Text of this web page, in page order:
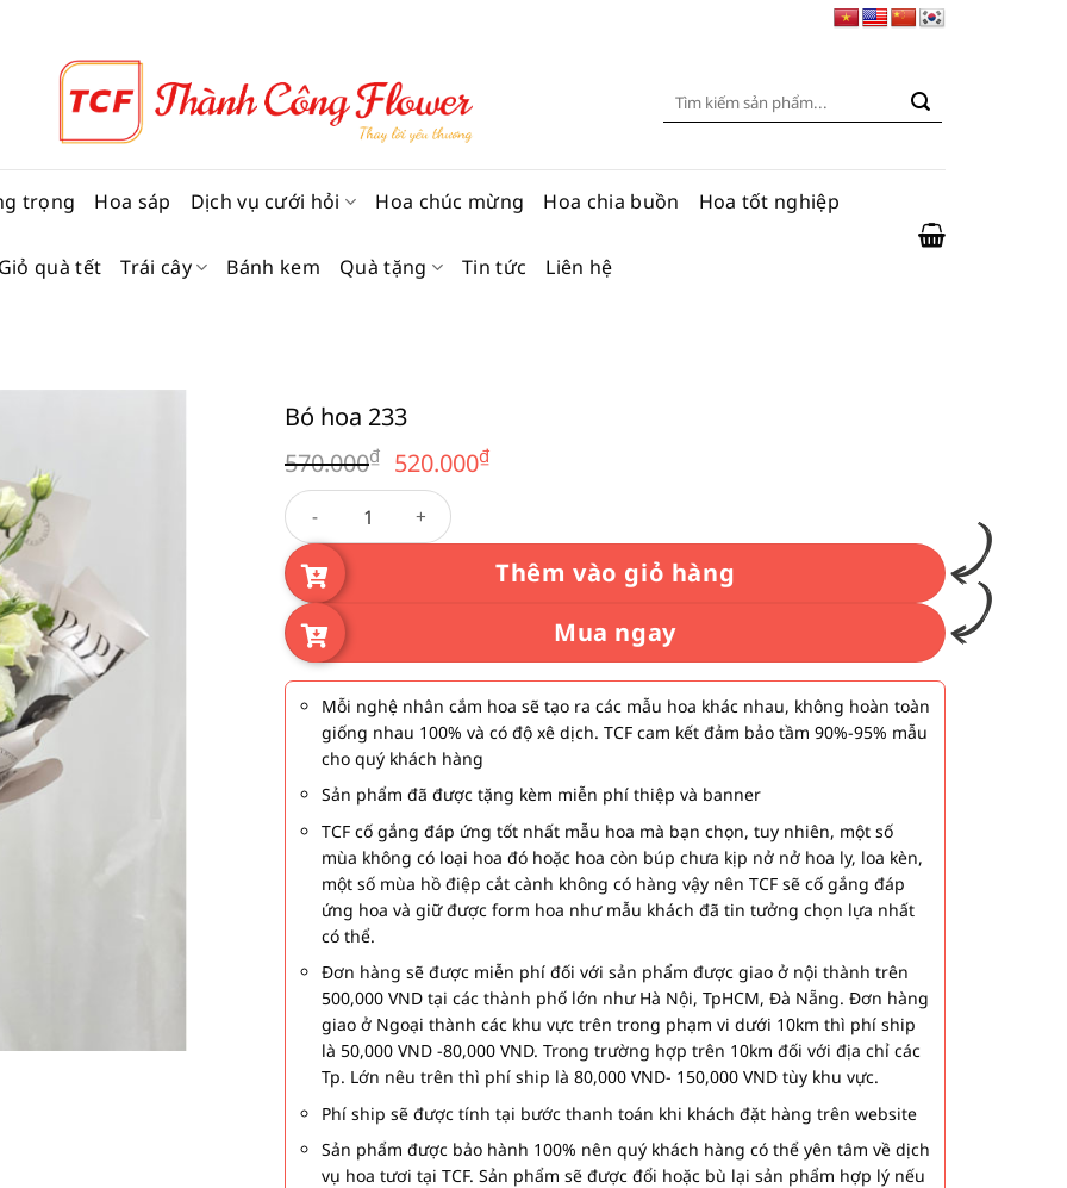
Tìm
trọng Hoa sáp Dịch vụ cưới hỏi Hoa chúc mừng Hoa chia buồn Hoa tốt nghiệp
Giỏ quà tết Trái cây Bánh kem Quà tặng Tin tức Liên hệ
Bó hoa 233
570.000₫ Giá
gốc
là:
570.000₫.
520.000₫Giá
là:
520.000₫.
Bó hoa 233 số lượng
Thêm vào giỏ hàng
Mua ngay
Mỗi nghệ nhân cắm hoa sẽ tạo ra các mẫu hoa khác nhau, không hoàn toàn
giống nhau 100% và có độ xê dịch. TCF cam kết đảm bảo tầm 90%-95% mẫu
cho quý khách hàng
Sản phẩm đã được tặng kèm miễn phí thiệp và banner
TCF cố gắng đáp ứng tốt nhất mẫu hoa mà bạn chọn, tuy nhiên, một số
mùa không có loại hoa đó hoặc hoa còn búp chưa kịp nở nở hoa ly, loa kèn,
một số mùa hồ điệp cắt cành không có hàng vậy nên TCF sẽ cố gắng đáp
ứng hoa và giữ được form hoa như mẫu khách đã tin tưởng chọn lựa nhất
có thể.
Đơn hàng sẽ được miễn phí đối với sản phẩm được giao ở nội thành trên
500,000 VND tại các thành phố lớn như Hà Nội, TpHCM, Đà Nẵng. Đơn hàng
giao ở Ngoại thành các khu vực trên trong phạm vi dưới 10km thì phí ship
là 50,000 VND -80,000 VND. Trong trường hợp trên 10km đối với địa chỉ các
Tp. Lớn nêu trên thì phí ship là 80,000 VND- 150,000 VND tùy khu vực.
Phí ship sẽ được tính tại bước thanh toán khi khách đặt hàng trên website
Sản phẩm được bảo hành 100% nên quý khách hàng có thể yên tâm về dịch
vụ hoa tươi tại TCF. Sản phẩm sẽ được đổi hoặc bù lại sản phẩm hợp lý nếu